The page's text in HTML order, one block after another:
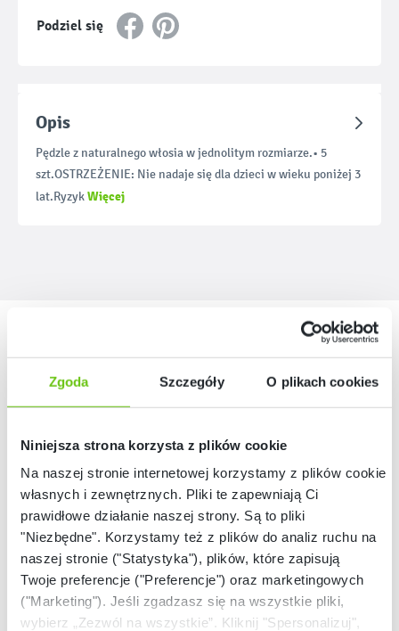
Zgoda Szczegóły O plikach cookies
Niniejsza strona korzysta z plików cookie
Na naszej stronie internetowej korzystamy z plików cookie:
własnych i zewnętrznych. Pliki te zapewniają Ci
prawidłowe działanie naszej strony. Są to pliki
"Niezbędne". Korzystamy też z plików do analiz ruchu na
naszej stronie ("Statystyka"), plików, które zapisują
Twoje preferencje ("Preferencje") oraz marketingowych
("Marketing"). Jeśli zgadzasz się na wszystkie pliki,
wybierz „Zezwól na wszystkie”. Kliknij "Spersonalizuj",
Podziel się
Opis
Pędzle z naturalnego włosia w jednolitym rozmiarze.• 5
szt.OSTRZEŻENIE: Nie nadaje się dla dzieci w wieku poniżej 3
lat.RyzykWięcej